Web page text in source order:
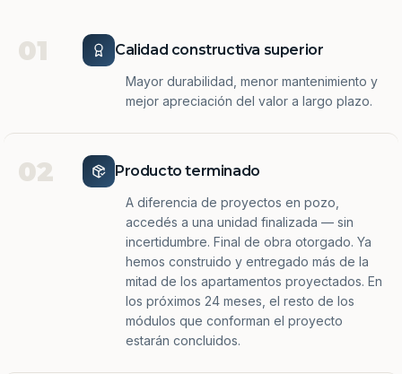
01 Calidad constructiva superior
Mayor durabilidad, menor mantenimiento y
mejor apreciación del valor a largo plazo.
02 Producto terminado
A diferencia de proyectos en pozo,
accedés a una unidad finalizada — sin
incertidumbre. Final de obra otorgado. Ya
hemos construido y entregado más de la
mitad de los apartamentos proyectados. En
los próximos 24 meses, el resto de los
módulos que conforman el proyecto
estarán concluidos.